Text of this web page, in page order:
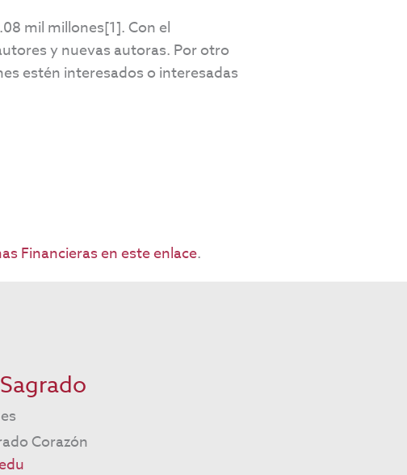
mil millones[1]. Con el
y nuevas autoras. Por otro
estén interesados o interesadas
Financieras en este enlace.
Corazón